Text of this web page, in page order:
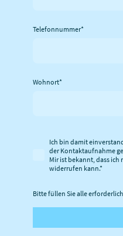
Telefonnummer*
Wohnort*
Ich bin damit
der Kontaktaufnahme
Mir ist bekannt, dass
widerrufen kann.*
Bitte füllen Sie alle